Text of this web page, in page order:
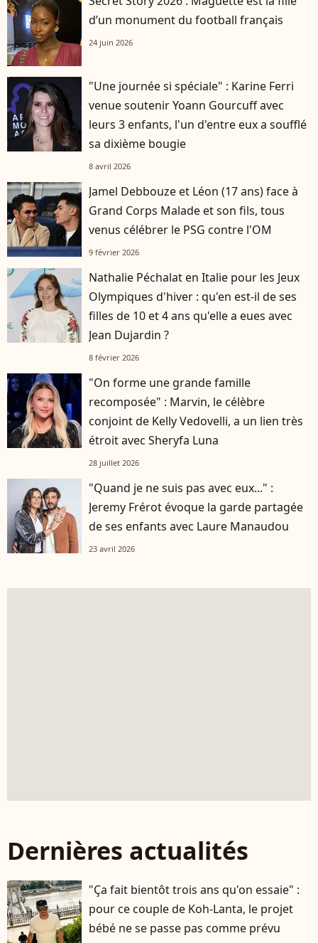
d’un monument du football français
24 juin 2026
"Une journée si spéciale" : Karine Ferri
venue soutenir Yoann Gourcuff avec
leurs 3 enfants, l'un d'entre eux a soufflé
sa dixième bougie
8 avril 2026
Jamel Debbouze et Léon (17 ans) face à
Grand Corps Malade et son fils, tous
venus célébrer le PSG contre l'OM
9 février 2026
Nathalie Péchalat en Italie pour les Jeux
Olympiques d'hiver : qu'en est-il de ses
filles de 10 et 4 ans qu'elle a eues avec
Jean Dujardin ?
8 février 2026
"On forme une grande famille
recomposée" : Marvin, le célèbre
conjoint de Kelly Vedovelli, a un lien très
étroit avec Sheryfa Luna
28 juillet 2026
"Quand je ne suis pas avec eux..." :
Jeremy Frérot évoque la garde partagée
de ses enfants avec Laure Manaudou
23 avril 2026
Dernières actualités
"Ça fait bientôt trois ans qu'on essaie" :
pour ce couple de Koh-Lanta, le projet
bébé ne se passe pas comme prévu